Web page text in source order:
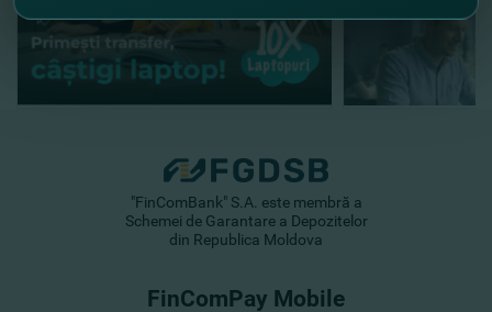
"FinComBank" S.A. este membră a
Schemei de Garantare a Depozitelor
din Republica Moldova
FinComPay Mobile